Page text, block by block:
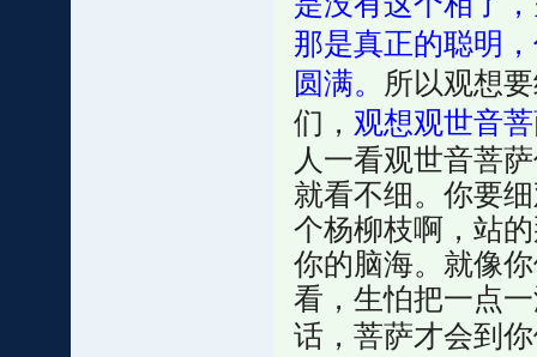
那是真正的聪明
圆满。
所以观想
们， 观想观世音
人一看观世音菩
就看不细。你要
个杨柳枝啊，站
你的脑海。就像
看，生怕把一点
话，菩萨才会到